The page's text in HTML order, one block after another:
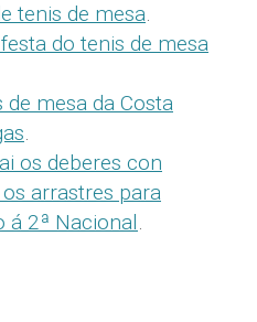
tenis de mesa.
do tenis de mesa
de mesa da Costa
.
os deberes con
arrastres para
á 2ª Nacional.